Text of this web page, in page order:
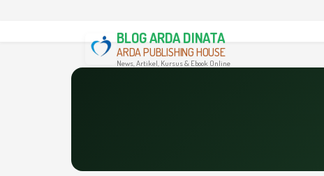
BLOG ARDA DINATA
ARDA PUBLISHING HOUSE
News, Artikel, Kursus & Ebook Online